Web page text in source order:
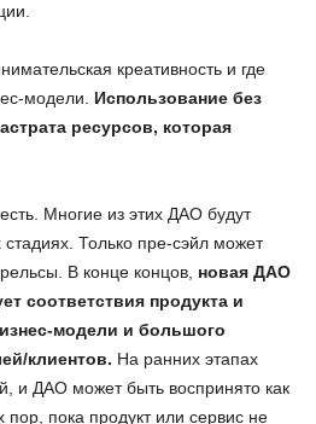
креативность и где
модели. Использование без
ресурсов, которая
Многие из этих ДАО будут
Только пре-сэйл может
В конце концов, новая ДАО
соответствия продукта и
модели и большого
клиентов. На ранних этапах
и ДАО может быть воспринято как
пор, пока продукт или сервис не